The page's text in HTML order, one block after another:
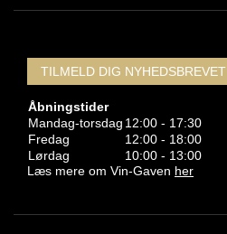
TILMELD DIG NYHEDSBREVET
Åbningstider
Mandag-torsdag 12:00 - 17:30
Fredag
12:00 - 18:00
Lørdag
10:00 - 13:00
Læs mere om Vin-Gaven her